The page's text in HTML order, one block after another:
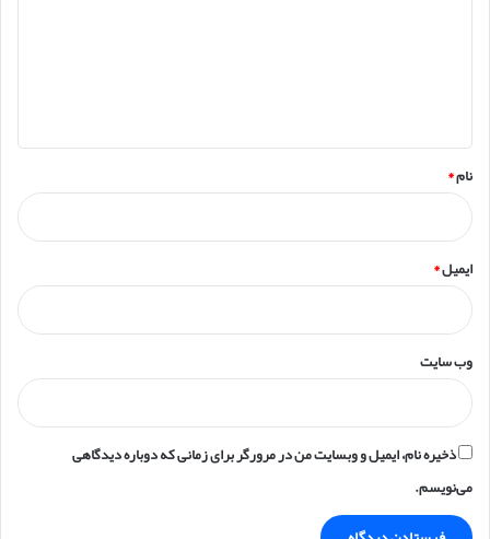
نام*
ایمیل*
وب‌ سایت
ذخیره نام، ایمیل و وبسایت من در مرورگر برای زمانی که دوباره دیدگاهی
می‌نویسم.